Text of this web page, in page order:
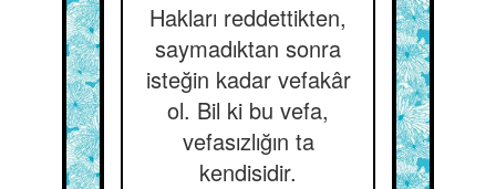
Hakları reddettikten,
saymadıktan sonra
isteğin kadar vefakâr
ol. Bil ki bu vefa,
vefasızlığın ta
kendisidir.